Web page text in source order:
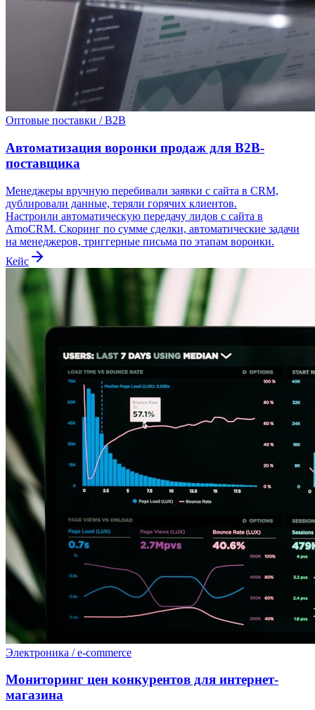
Оптовые поставки / B2B
Автоматизация воронки продаж для B2B-
поставщика
Менеджеры вручную перебивали заявки с сайта в CRM,
дублировали данные, теряли горячих клиентов.
Настроили автоматическую передачу лидов с сайта в
AmoCRM. Скоринг по сумме сделки, автоматические задачи
на менеджеров, триггерные письма по этапам воронки.
Кейс
Электроника / e-commerce
Мониторинг цен конкурентов для интернет-
магазина